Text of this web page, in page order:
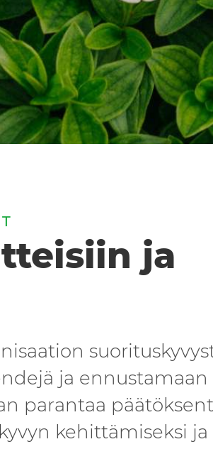
ja
ja ennustamaan
parantaa
kehittämiseksi ja